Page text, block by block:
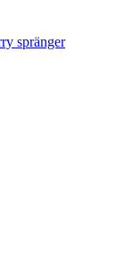
spränger